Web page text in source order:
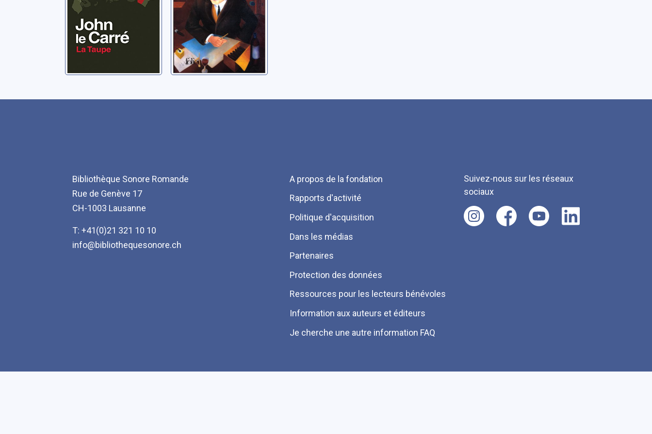
Bibliothèque Sonore Romande
Rue de Genève 17
CH-1003 Lausanne
T: +41(0)21 321 10 10
info@bibliothequesonore.ch
Menu
Pied
de
page
A propos de la fondation
Rapports d'activité
Politique d'acquisition
Dans les médias
Partenaires
Protection des données
Ressources pour les lecteurs bénévoles
Information aux auteurs et éditeurs
Je cherche une autre information FAQ
Suivez-nous sur les réseaux
sociaux